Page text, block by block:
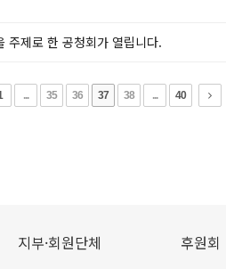
주제로 한 공청회가 열립니다.
... 35 36 37 38 ... 40
지부·회원단체 후원회